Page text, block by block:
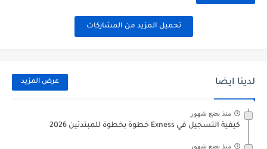
تحميل المزيد من المشاركات
لدينا ايضا عرض المزيد
منذ بضع شهور
كيفية التسجيل في Exness خطوة بخطوة للمبتدئين 2026
منذ بضع شهور